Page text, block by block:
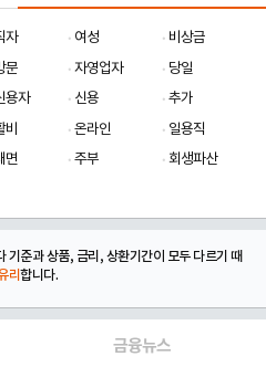
자 여성
비상금
문 자영업자
당일
용자 신용
추가
온라인
일용직
면 주부
회생파산
기준과 상품, 금리, 상환기간이 모두 다르기 때
리합니다.
금융뉴스